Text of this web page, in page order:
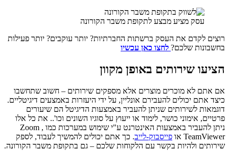
עסק מציע מבצע לתקופת משבר הקורונה
רוצים לקדם את העסק ברשתות החברתיות? יותר עוקבים? יותר פעילות
בחשבונות שלכם? לחצו כאן עכשיו
הציעו שירותים באופן מקוון
אם אתם לא מוכרים מוצרים אלא מספקים שירותים – חשוב שתחשבו
כיצד אתם יכולים להעבירם אונליין, על ידי היעזרות באמצעים דיגיטליים.
דוגמאות לשירותים שניתן להעביר באמצעות הדיגיטל הם שיעורים
פרטיים, אימוני כושר, לימוד או ייעוץ על סוגיו השונים וכו'.. את כל אלו
ניתן להעביר באמצעות האינטרנט ע"י שימוש במערכות כמו Zoom ,
TeamViewer או
פייסבוק-לייב. כך אתם יכולים להמשיך לעבוד, לספק
שירותים ולהיות בקשר עם הלקוחות שלכם – גם בתקופת משבר הקורונה.